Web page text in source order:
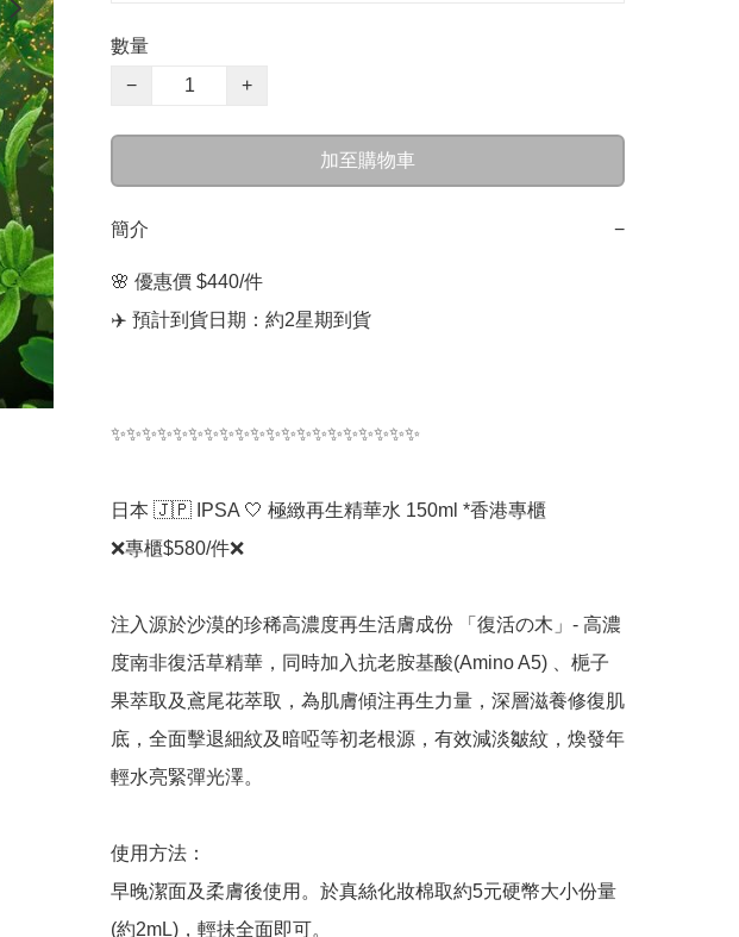
數量
−
+
加至購物車
簡介 −
🌸 優惠價 $440/件
✈️ 預計到貨日期：約2星期到貨
✨✨✨✨✨✨✨✨✨✨✨✨✨✨✨✨✨✨✨✨
日本 🇯🇵 IPSA 🤍 極緻再生精華水 150ml *香港專櫃
❌專櫃$580/件❌
注入源於沙漠的珍稀高濃度再生活膚成份 「復活の木」- 高濃
度南非復活草精華，同時加入抗老胺基酸(Amino A5) 、梔子
果萃取及鳶尾花萃取，為肌膚傾注再生力量，深層滋養修復肌
底，全面擊退細紋及暗啞等初老根源，有效減淡皺紋，煥發年
輕水亮緊彈光澤。
使用方法：​
早晚潔面及柔膚後使用。於真絲化妝棉取約5元硬幣大小份量
(約2mL)，輕抺全面即可。​​